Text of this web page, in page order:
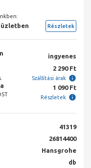
üzletben Részletek
ingyenes
2 290 Ft
Szállítási árak
1 090 Ft
Részletek
41319
26814400
Hansgrohe
db